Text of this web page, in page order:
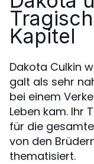
Kapitel
Dakota Culkin
galt als sehr
bei einem
Leben kam. Ihr
für die
von den
thematisiert.